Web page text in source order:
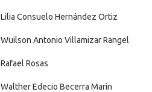
Lilia Consuelo Hernández Ortiz
Wuilson Antonio Villamizar Rangel
Rafael Rosas
Walther Edecio Becerra Marín